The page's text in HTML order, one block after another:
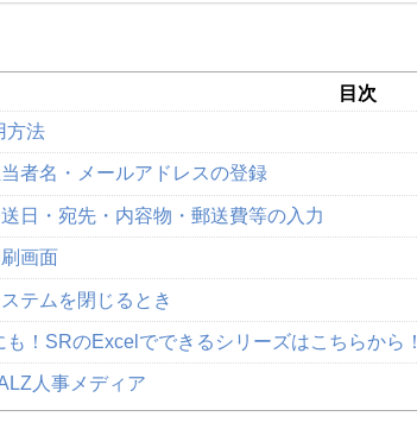
目次
方法
者名・メールアドレスの登録
日・宛先・内容物・郵送費等の入力
画面
テムを閉じるとき
も！SRのExcelでできるシリーズはこちらから！
人事メディア